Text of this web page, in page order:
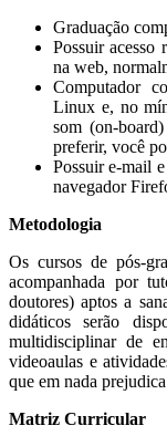
Graduação
Possuir acesso
na web,
Computador
Linux e, no
som (on-
preferir, você
Possuir e-mail
navegador
Metodologia
Os cursos de pós-
acompanhada por
doutores) aptos a
didáticos serão
multidisciplinar de
videoaulas e
que em nada
Matriz Curricular